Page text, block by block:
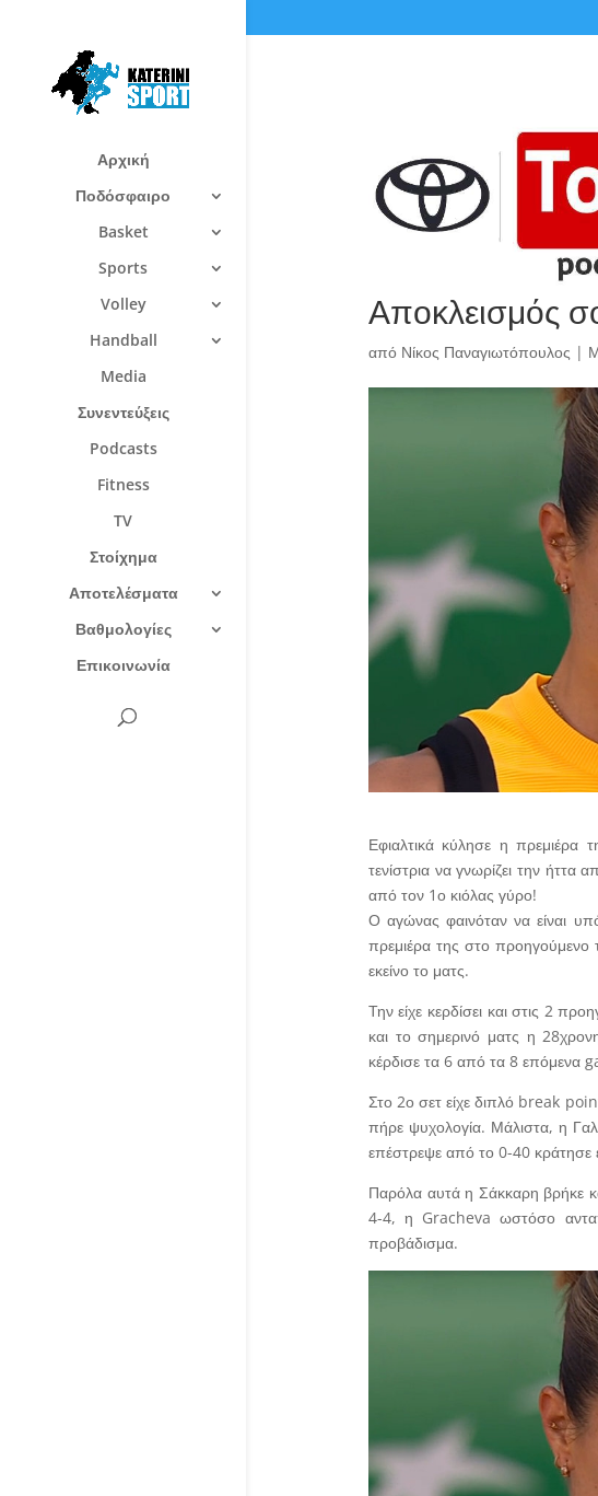
Αρχική
Ποδόσφαιρο
Basket
Sports
Volley
Handball
Media
Συνεντεύξεις
Podcasts
Fitness
TV
Στοίχημα
Αποτελέσματα
Βαθμολογίες
Επικοινωνία
Αποκλεισμός
από Νίκος Παναγιωτόπουλος |
Εφιαλτικά κύλησε η
τενίστρια να γνωρίζει την
από τον 1ο κιόλας γύρο!
Ο αγώνας φαινόταν να είναι
πρεμιέρα της στο
εκείνο το ματς.
Την είχε κερδίσει και στις 2
και το σημερινό ματς η
κέρδισε τα 6 από τα 8 επόμενα
Στο 2ο σετ είχε διπλό break
πήρε ψυχολογία. Μάλιστα, η
επέστρεψε από το 0-40 κράτησε
Παρόλα αυτά η Σάκκαρη βρήκε
4-4, η Gracheva ωστόσο
προβάδισμα.